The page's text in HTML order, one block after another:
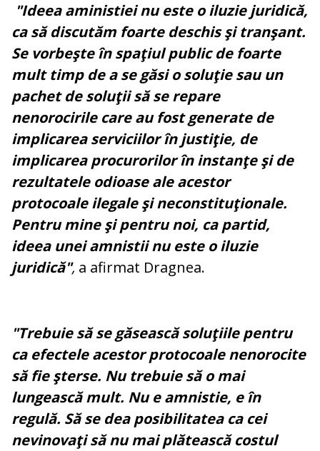
"Ideea aministiei nu este o iluzie juridică,
ca să discutăm foarte deschis şi tranşant.
Se vorbeşte în spaţiul public de foarte
mult timp de a se găsi o soluţie sau un
pachet de soluţii să se repare
nenorocirile care au fost generate de
implicarea serviciilor în justiţie, de
implicarea procurorilor în instanţe şi de
rezultatele odioase ale acestor
protocoale ilegale şi neconstituţionale.
Pentru mine şi pentru noi, ca partid,
ideea unei amnistii nu este o iluzie
juridică", a afirmat Dragnea.
"Trebuie să se găsească soluţiile pentru
ca efectele acestor protocoale nenorocite
să fie şterse. Nu trebuie să o mai
lungească mult. Nu e amnistie, e în
regulă. Să se dea posibilitatea ca cei
nevinovaţi să nu mai plătească costul